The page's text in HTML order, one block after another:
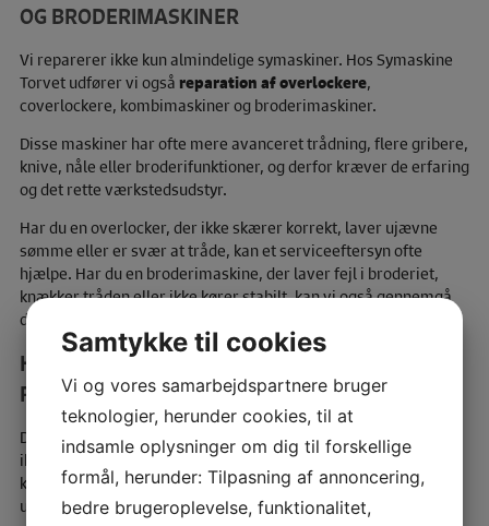
OG BRODERIMASKINER
Vi reparerer ikke kun almindelige symaskiner. Hos Symaskine
Torvet udfører vi også reparation af overlockere,
coverlockere, kombimaskiner og broderimaskiner.
Disse maskiner har ofte mere avanceret trådning, flere gribere,
knive, nåle eller broderifunktioner, og derfor kræver de erfaring
og det rette værkstedsudstyr.
Har du en overlocker, der ikke skærer korrekt, laver ujævne
sømme eller er svær at tråde, kan et serviceeftersyn ofte
hjælpe. Har du en broderimaskine, der laver fejl i broderiet,
knækker tråden eller ikke kører stabilt, kan vi også gennemgå
den på værkstedet.
HVORNÅR BØR DIN SYMASKINE TIL
REPARATION?
Du bør overveje reparation eller service, hvis din symaskine
ikke syr, som den plejer. Nogle problemer kan løses med ny nål,
korrekt trådning eller rengøring, men gentagne fejl bør
undersøges.
Samtykke til cookies
Vi og vores samarbejdspartnere bruger
teknologier, herunder cookies, til at
indsamle oplysninger om dig til forskellige
formål, herunder: Tilpasning af annoncering,
bedre brugeroplevelse, funktionalitet,